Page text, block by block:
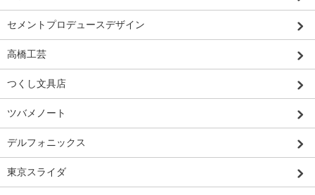
セメントプロデュースデザイン
高橋工芸
つくし文具店
ツバメノート
デルフォニックス
東京スライダ